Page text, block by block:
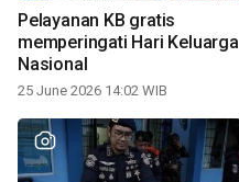
Pelayanan KB gratis
memperingati Hari Keluarga
Nasional
25 June 2026 14:02 WIB